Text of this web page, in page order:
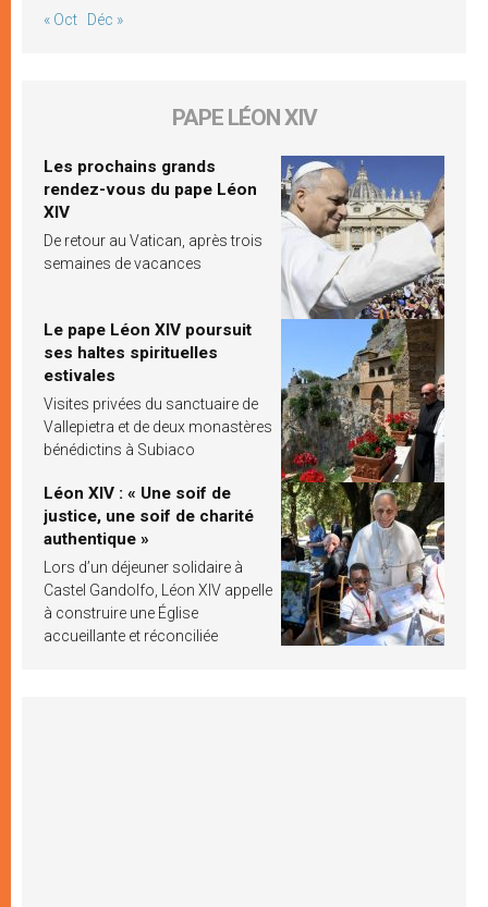
« Oct Déc »
PAPE LÉON XIV
Les prochains grands
rendez-vous du pape Léon
XIV
De retour au Vatican, après trois
semaines de vacances
Le pape Léon XIV poursuit
ses haltes spirituelles
estivales
Visites privées du sanctuaire de
Vallepietra et de deux monastères
bénédictins à Subiaco
Léon XIV : « Une soif de
justice, une soif de charité
authentique »
Lors d’un déjeuner solidaire à
Castel Gandolfo, Léon XIV appelle
à construire une Église
accueillante et réconciliée